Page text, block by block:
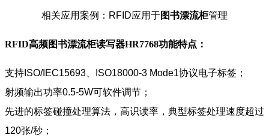
相关应用案例：RFID应用于图书漂流柜管理
RFID高频图书漂流柜读写器HR7768功能特点：
支持ISO/IEC15693、ISO18000-3 Mode1协议电子标签；
射频输出功率0.5-5W可软件调节；
先进的标签碰撞处理算法，高识读率，典型标签处理速度超过
120张/秒；